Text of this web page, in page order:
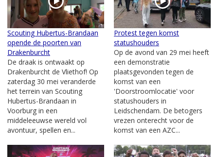
Scouting Hubertus-Brandaan
opende de poorten van
Drakenburcht
De draak is ontwaakt op
Drakenburcht de Vliethof! Op
zaterdag 30 mei veranderde
het terrein van Scouting
Hubertus-Brandaan in
Voorburg in een
middeleeuwse wereld vol
avontuur, spellen en...
Protest tegen komst
statushouders
Op de avond van 29 mei heeft
een demonstratie
plaatsgevonden tegen de
komst van een
'Doorstroomlocatie' voor
statushouders in
Leidschendam. De betogers
vrezen onterecht voor de
komst van een AZC...